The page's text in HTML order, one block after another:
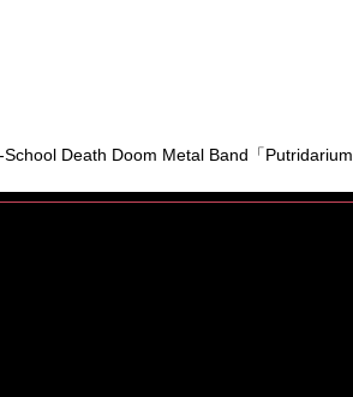
School Death Doom Metal Band「